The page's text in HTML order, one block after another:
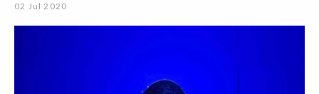
02 Jul 2020